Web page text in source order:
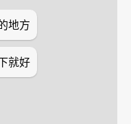
地方
就好